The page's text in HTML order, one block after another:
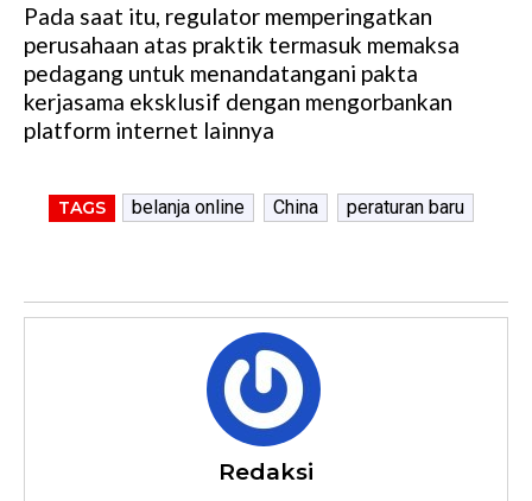
Pada saat itu, regulator memperingatkan
perusahaan atas praktik termasuk memaksa
pedagang untuk menandatangani pakta
kerjasama eksklusif dengan mengorbankan
platform internet lainnya
TAGS belanja online China peraturan baru
Redaksi